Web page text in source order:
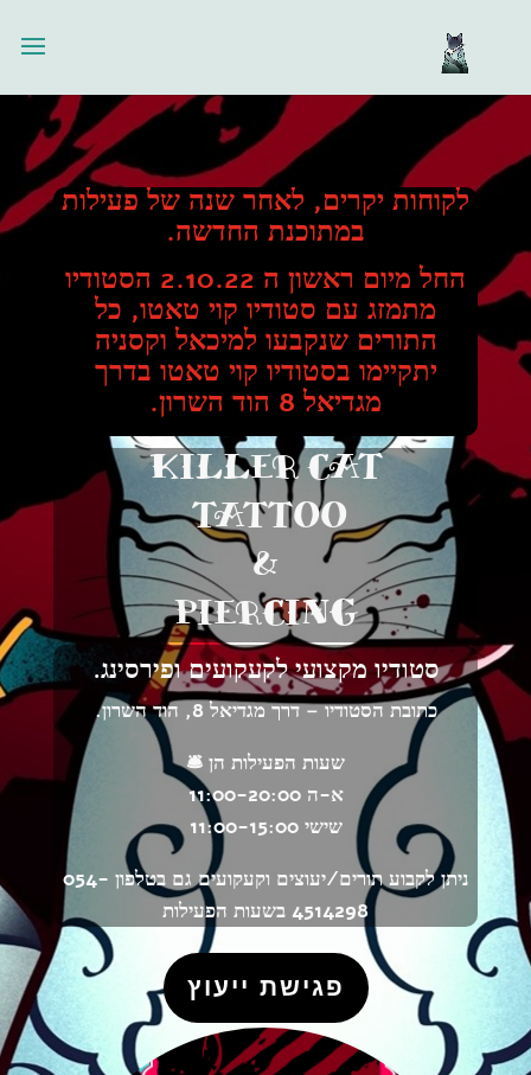
לקוחות יקרים, לאחר שנה של פעילות
במתוכנת החדשה.
החל מיום ראשון ה 2.10.22 הסטודיו
מתמזג עם סטודיו קוי טאטו, כל
התורים שנקבעו למיכאל וקסניה
יתקיימו בסטודיו קוי טאטו בדרך
מגדיאל 8 הוד השרון.
KILLER CAT
TATTOO
&
PIERCING
סטודיו מקצועי לקעקועים ופירסינג.
כתובת הסטודיו – דרך מגדיאל 8, הוד השרון.
שעות הפעילות הן 🛎️
א-ה 11:00-20:00
שישי 11:00-15:00
ניתן לקבוע תורים/יעוצים וקעקועים גם בטלפון 054-
4514298 בשעות הפעילות
פגישת ייעוץ